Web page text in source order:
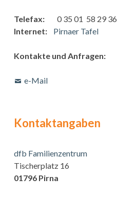
Telefax:0 35 01 58 29 36
Internet:
Pirnaer Tafel
Kontakte und Anfragen:
e-Mail
Kontaktangaben
dfb Familienzentrum
Tischerplatz 16
01796 Pirna